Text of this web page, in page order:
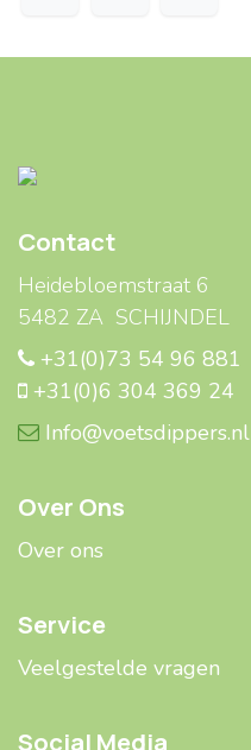
Contact
Heidebloemstraat 6
5482 ZA SCHIJNDEL
+31(0)73 54 96 881
+31(0)6 304 369 24
Info@voetsdippers.nl
Over Ons
Over ons
Service
Veelgestelde ​​vragen
Social Media